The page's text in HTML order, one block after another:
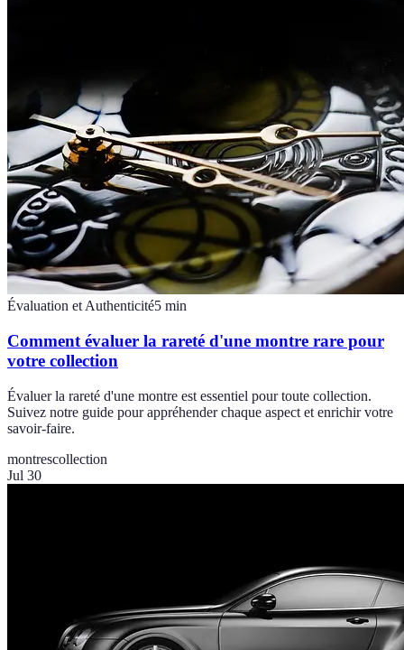
Évaluation et Authenticité5 min
Comment évaluer la rareté d'une montre rare pour
votre collection
Évaluer la rareté d'une montre est essentiel pour toute collection.
Suivez notre guide pour appréhender chaque aspect et enrichir votre
savoir-faire.
montrescollection
Jul 30